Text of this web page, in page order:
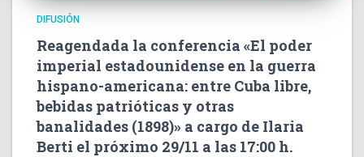
DIFUSIÓN
Reagendada la conferencia «El poder
imperial estadounidense en la guerra
hispano-americana: entre Cuba libre,
bebidas patrióticas y otras
banalidades (1898)» a cargo de Ilaria
Berti el próximo 29/11 a las 17:00 h.